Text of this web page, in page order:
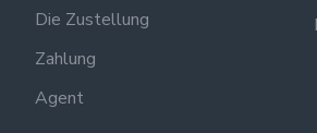
Die Zustellung
Zahlung
Agent